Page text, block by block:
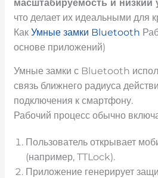
масштабируемость и низкий
что делает их идеальными для
КакУмные замки Bluetooth
основе приложений)
Умные замки с Bluetooth
связь ближнего радиуса
подключения к смартфону.
Рабочий процесс обычно
Пользователь открывает
(например, TTLock).
Приложение генерирует